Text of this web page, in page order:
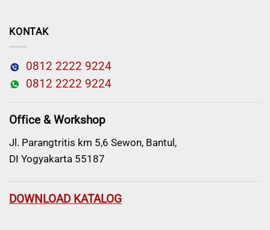
KONTAK
0812 2222 9224
0812 2222 9224
Office & Workshop
Jl. Parangtritis km 5,6 Sewon, Bantul,
DI Yogyakarta 55187
DOWNLOAD KATALOG